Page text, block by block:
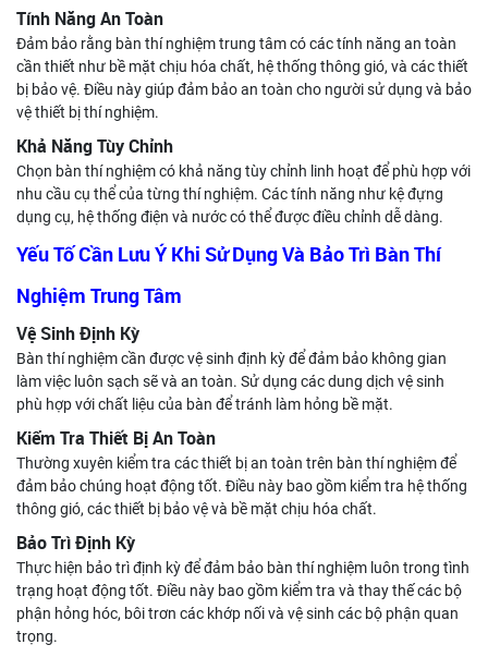
Tính Năng An Toàn
Đảm bảo rằng bàn thí nghiệm trung tâm có các tính năng an toàn
cần thiết như bề mặt chịu hóa chất, hệ thống thông gió, và các thiết
bị bảo vệ. Điều này giúp đảm bảo an toàn cho người sử dụng và bảo
vệ thiết bị thí nghiệm.
Khả Năng Tùy Chỉnh
Chọn bàn thí nghiệm có khả năng tùy chỉnh linh hoạt để phù hợp với
nhu cầu cụ thể của từng thí nghiệm. Các tính năng như kệ đựng
dụng cụ, hệ thống điện và nước có thể được điều chỉnh dễ dàng.
Yếu Tố Cần Lưu Ý Khi Sử Dụng Và Bảo Trì Bàn Thí
Nghiệm Trung Tâm
Vệ Sinh Định Kỳ
Bàn thí nghiệm cần được vệ sinh định kỳ để đảm bảo không gian
làm việc luôn sạch sẽ và an toàn. Sử dụng các dung dịch vệ sinh
phù hợp với chất liệu của bàn để tránh làm hỏng bề mặt.
Kiểm Tra Thiết Bị An Toàn
Thường xuyên kiểm tra các thiết bị an toàn trên bàn thí nghiệm để
đảm bảo chúng hoạt động tốt. Điều này bao gồm kiểm tra hệ thống
thông gió, các thiết bị bảo vệ và bề mặt chịu hóa chất.
Bảo Trì Định Kỳ
Thực hiện bảo trì định kỳ để đảm bảo bàn thí nghiệm luôn trong tình
trạng hoạt động tốt. Điều này bao gồm kiểm tra và thay thế các bộ
phận hỏng hóc, bôi trơn các khớp nối và vệ sinh các bộ phận quan
trọng.